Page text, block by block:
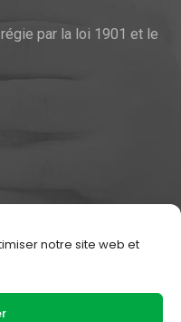
notre site web et
par la loi 1901 et le